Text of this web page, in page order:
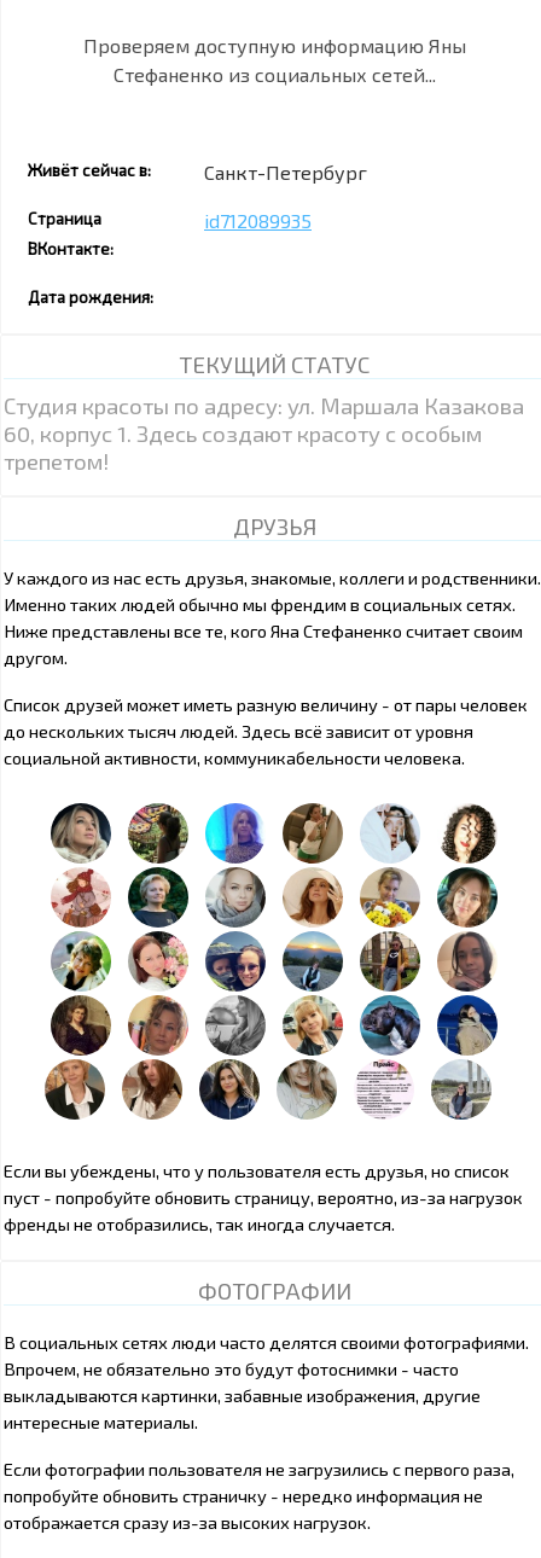
Проверяем доступную информацию Яны
Стефаненко из социальных сетей...
Живёт сейчас в: Санкт-Петербург
Страница
ВКонтакте:
id712089935
Дата рождения:
ТЕКУЩИЙ СТАТУС
Студия красоты по адресу: ул. Маршала Казакова
60, корпус 1. Здесь создают красоту с особым
трепетом!
ДРУЗЬЯ
У каждого из нас есть друзья, знакомые, коллеги и родственники.
Именно таких людей обычно мы френдим в социальных сетях.
Ниже представлены все те, кого Яна Стефаненко считает своим
другом.
Список друзей может иметь разную величину - от пары человек
до нескольких тысяч людей. Здесь всё зависит от уровня
социальной активности, коммуникабельности человека.
Если вы убеждены, что у пользователя есть друзья, но список
пуст - попробуйте обновить страницу, вероятно, из-за нагрузок
френды не отобразились, так иногда случается.
ФОТОГРАФИИ
В социальных сетях люди часто делятся своими фотографиями.
Впрочем, не обязательно это будут фотоснимки - часто
выкладываются картинки, забавные изображения, другие
интересные материалы.
Если фотографии пользователя не загрузились с первого раза,
попробуйте обновить страничку - нередко информация не
отображается сразу из-за высоких нагрузок.